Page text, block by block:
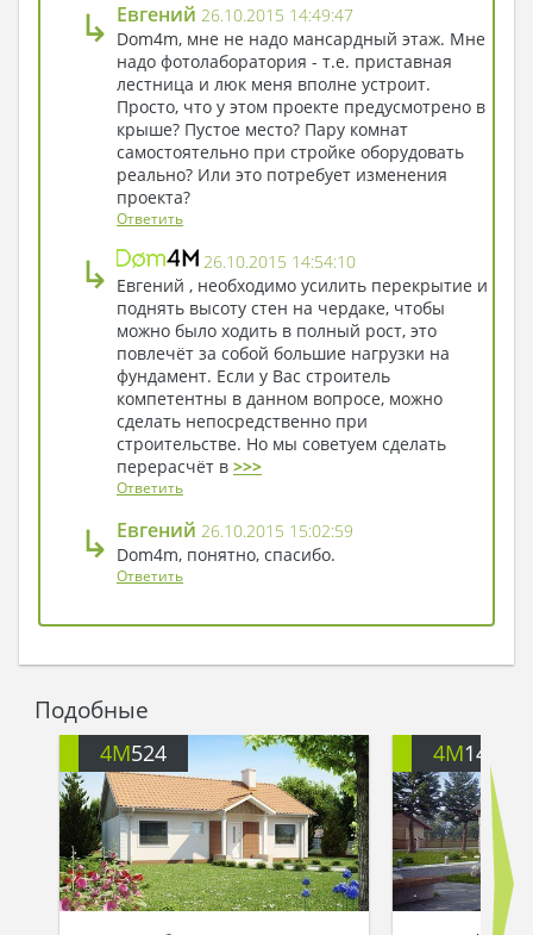
↳ Евгений 26.10.2015 14:49:47
Dom4m, мне не надо мансардный этаж. Мне
надо фотолаборатория - т.е. приставная
лестница и люк меня вполне устроит.
Просто, что у этом проекте предусмотрено в
крыше? Пустое место? Пару комнат
самостоятельно при стройке оборудовать
реально? Или это потребует изменения
проекта?
Ответить
↳
26.10.2015 14:54:10
Евгений , необходимо усилить перекрытие и
поднять высоту стен на чердаке, чтобы
можно было ходить в полный рост, это
повлечёт за собой большие нагрузки на
фундамент. Если у Вас строитель
компетентны в данном вопросе, можно
сделать непосредственно при
строительстве. Но мы советуем сделать
перерасчёт в >>>
Ответить
↳ Евгений 26.10.2015 15:02:59
Dom4m, понятно, спасибо.
Ответить
Подобные
4M524 4M146